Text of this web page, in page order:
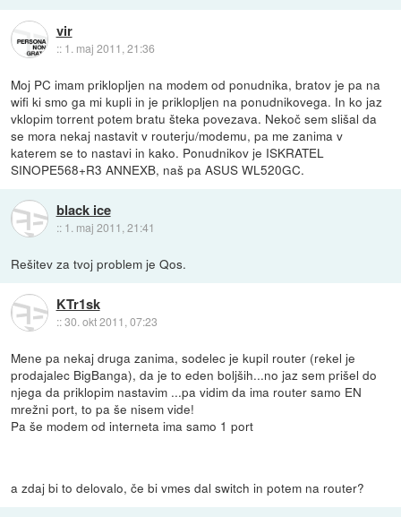
vir
:: 1. maj 2011, 21:36
Moj PC imam priklopljen na modem od ponudnika, bratov je pa na
wifi ki smo ga mi kupli in je priklopljen na ponudnikovega. In ko jaz
vklopim torrent potem bratu šteka povezava. Nekoč sem slišal da
se mora nekaj nastavit v routerju/modemu, pa me zanima v
katerem se to nastavi in kako. Ponudnikov je ISKRATEL
SINOPE568+R3 ANNEXB, naš pa ASUS WL520GC.
black ice
:: 1. maj 2011, 21:41
Rešitev za tvoj problem je Qos.
KTr1sk
::30. okt 2011, 07:23
Mene pa nekaj druga zanima, sodelec je kupil router (rekel je
prodajalec BigBanga), da je to eden boljših...no jaz sem prišel do
njega da priklopim nastavim ...pa vidim da ima router samo EN
mrežni port, to pa še nisem vide!
Pa še modem od interneta ima samo 1 port
a zdaj bi to delovalo, če bi vmes dal switch in potem na router?